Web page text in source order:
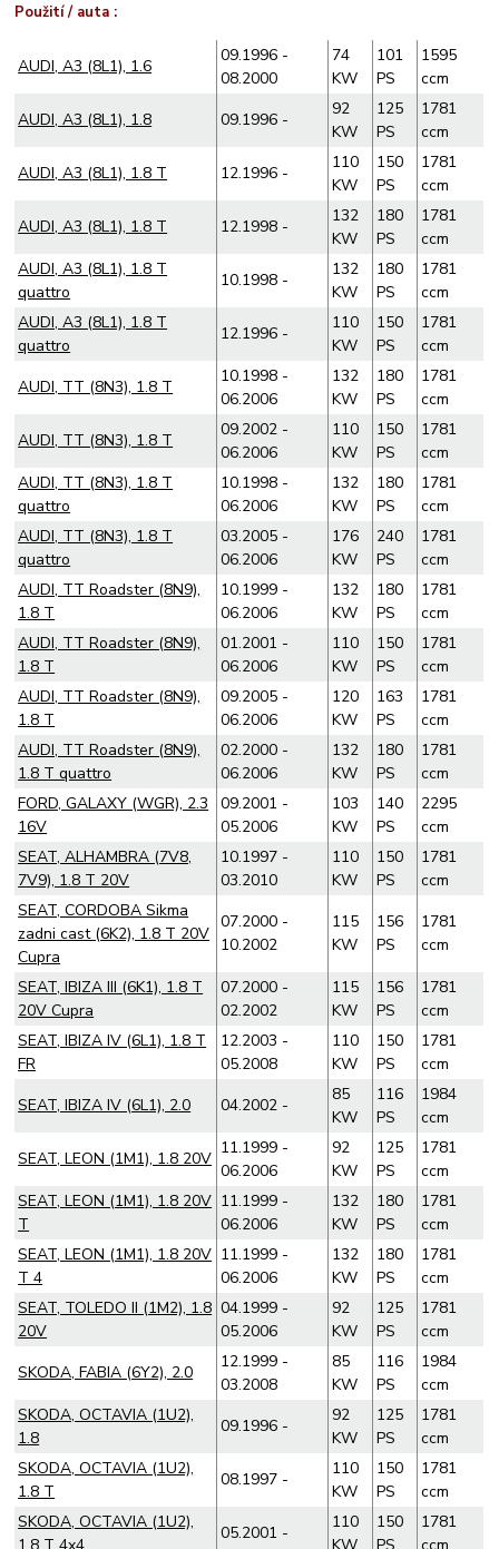
Použití / auta :
AUDI, A3 (8L1), 1.6
09.1996 -
08.2000
74
KW
101
PS
1595
ccm
AUDI, A3 (8L1), 1.8
09.1996 -
92
KW
125
PS
1781
ccm
AUDI, A3 (8L1), 1.8 T
12.1996 -
110
KW
150
PS
1781
ccm
AUDI, A3 (8L1), 1.8 T
12.1998 -
132
KW
180
PS
1781
ccm
AUDI, A3 (8L1), 1.8 T
quattro
10.1998 -
132
KW
180
PS
1781
ccm
AUDI, A3 (8L1), 1.8 T
quattro
12.1996 -
110
KW
150
PS
1781
ccm
AUDI, TT (8N3), 1.8 T
10.1998 -
06.2006
132
KW
180
PS
1781
ccm
AUDI, TT (8N3), 1.8 T
09.2002 -
06.2006
110
KW
150
PS
1781
ccm
AUDI, TT (8N3), 1.8 T
quattro
10.1998 -
06.2006
132
KW
180
PS
1781
ccm
AUDI, TT (8N3), 1.8 T
quattro
03.2005 -
06.2006
176
KW
240
PS
1781
ccm
AUDI, TT Roadster (8N9),
1.8 T
10.1999 -
06.2006
132
KW
180
PS
1781
ccm
AUDI, TT Roadster (8N9),
1.8 T
01.2001 -
06.2006
110
KW
150
PS
1781
ccm
AUDI, TT Roadster (8N9),
1.8 T
09.2005 -
06.2006
120
KW
163
PS
1781
ccm
AUDI, TT Roadster (8N9),
1.8 T quattro
02.2000 -
06.2006
132
KW
180
PS
1781
ccm
FORD, GALAXY (WGR), 2.3
16V
09.2001 -
05.2006
103
KW
140
PS
2295
ccm
SEAT, ALHAMBRA (7V8,
7V9), 1.8 T 20V
10.1997 -
03.2010
110
KW
150
PS
1781
ccm
SEAT, CORDOBA Sikma
zadni cast (6K2), 1.8 T 20V
Cupra
07.2000 -
10.2002
115
KW
156
PS
1781
ccm
SEAT, IBIZA III (6K1), 1.8 T
20V Cupra
07.2000 -
02.2002
115
KW
156
PS
1781
ccm
SEAT, IBIZA IV (6L1), 1.8 T
FR
12.2003 -
05.2008
110
KW
150
PS
1781
ccm
SEAT, IBIZA IV (6L1), 2.0
04.2002 -
85
KW
116
PS
1984
ccm
SEAT, LEON (1M1), 1.8 20V
11.1999 -
06.2006
92
KW
125
PS
1781
ccm
SEAT, LEON (1M1), 1.8 20V
T
11.1999 -
06.2006
132
KW
180
PS
1781
ccm
SEAT, LEON (1M1), 1.8 20V
T 4
11.1999 -
06.2006
132
KW
180
PS
1781
ccm
SEAT, TOLEDO II (1M2), 1.8
20V
04.1999 -
05.2006
92
KW
125
PS
1781
ccm
SKODA, FABIA (6Y2), 2.0
12.1999 -
03.2008
85
KW
116
PS
1984
ccm
SKODA, OCTAVIA (1U2),
1.8
09.1996 -
92
KW
125
PS
1781
ccm
SKODA, OCTAVIA (1U2),
1.8 T
08.1997 -
110
KW
150
PS
1781
ccm
SKODA, OCTAVIA (1U2),
1.8 T 4x4
05.2001 -
110
KW
150
PS
1781
ccm